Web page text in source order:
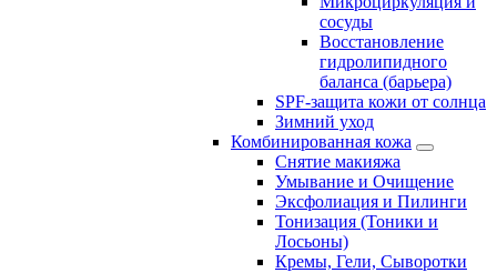
сосуды
Восстановление
гидролипидного
баланса (барьера)
SPF-защита кожи от солнца
Зимний уход
Комбинированная кожа
Снятие макияжа
Умывание и Очищение
Эксфолиация и Пилинги
Тонизация (Тоники и
Лосьоны)
Кремы, Гели, Сыворотки